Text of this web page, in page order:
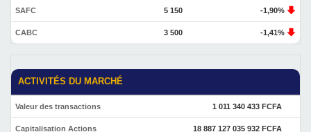
SAFC 5 150 -1,90%
CABC 3 500 -1,41%
ACTIVITÉS DU MARCHÉ
Valeur des transactions 1 011 340 433 FCFA
Capitalisation Actions 18 887 127 035 932 FCFA